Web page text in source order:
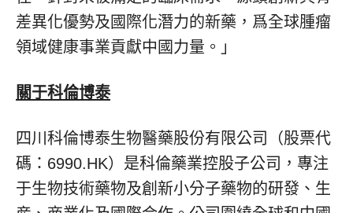
差異化優勢及國際化潛力的新藥，爲全球腫瘤
領域健康事業貢獻中國力量。 」
關于科倫博泰
四川科倫博泰生物醫藥股份有限公司（股票代
碼：6990.HK）是科倫藥業控股子公司，專注
于生物技術藥物及創新小分子藥物的研發、生